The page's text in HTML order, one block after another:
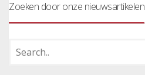
Zoeken door onze nieuwsartikelen